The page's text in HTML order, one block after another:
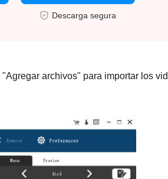
Descarga segura
archivos" para importar los